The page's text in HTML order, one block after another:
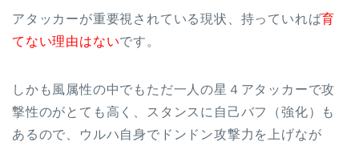
アタッカーが重要視されている現状、持っていれば育
てない理由はないです。
しかも風属性の中でもただ一人の星４アタッカーで攻
撃性のがとても高く、スタンスに自己バフ（強化）も
あるので、ウルハ自身でドンドン攻撃力を上げなが